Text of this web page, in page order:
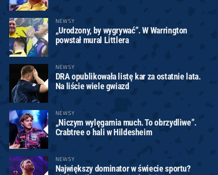
NEWSY
„Urodzony, by wygrywać”. W Warrington
powstał mural Littlera
NEWSY
DRA opublikowała listę kar za ostatnie lata.
Na liście wiele gwiazd
NEWSY
„Niczym wylęgarnia much. To obrzydliwe”.
Crabtree o hali w Hildesheim
NEWSY
Największy dominator w świecie sportu?